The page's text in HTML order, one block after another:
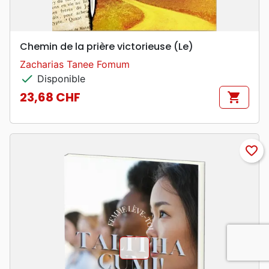
Chemin de la prière victorieuse (Le)
Zacharias Tanee Fomum
check Disponible
Prix
23,68 CHF shopping_cart
favorite_border